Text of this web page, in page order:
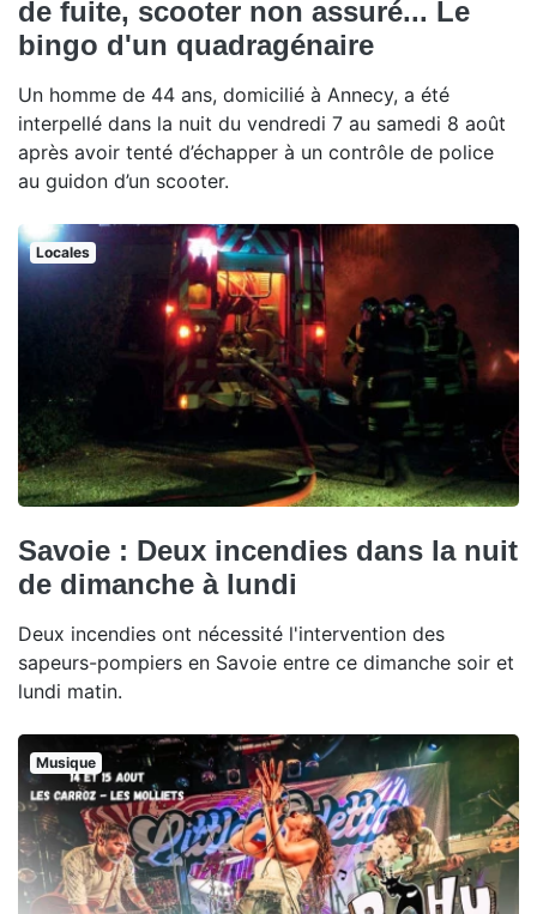
de fuite, scooter non assuré... Le
bingo d'un quadragénaire
Un homme de 44 ans, domicilié à Annecy, a été
interpellé dans la nuit du vendredi 7 au samedi 8 août
après avoir tenté d’échapper à un contrôle de police
au guidon d’un scooter.
Locales
Savoie : Deux incendies dans la nuit
de dimanche à lundi
Deux incendies ont nécessité l'intervention des
sapeurs-pompiers en Savoie entre ce dimanche soir et
lundi matin.
Musique